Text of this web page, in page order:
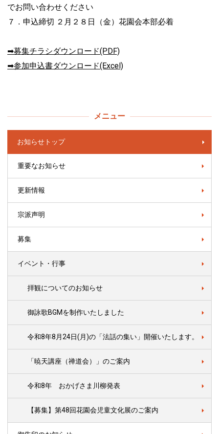
でお問い合わせください
７．申込締切 ２月２８日（金）花園会本部必着
➡募集チラシダウンロード(PDF)
➡参加申込書ダウンロード(Excel)
メニュー
お知らせトップ
重要なお知らせ
更新情報
宗派声明
募集
イベント・行事
拝観についてのお知らせ
御詠歌BGMを制作いたしました
令和8年8月24日(月)の「法話の集い」開催いたします。
「暁天講座（禅道会）」のご案内
令和8年 おかげさま川柳発表
【募集】第48回花園会児童文化展のご案内